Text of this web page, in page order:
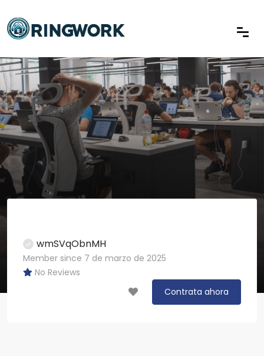
wmSVqObnMH
Member since 7 de marzo de 2025
No Reviews
Contrata ahora